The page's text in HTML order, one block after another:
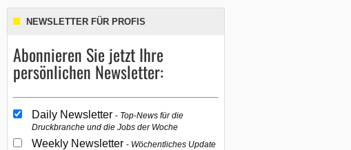
NEWSLETTER FÜR PROFIS
Abonnieren Sie jetzt Ihre
persönlichen Newsletter:
Daily Newsletter Top-News für die
Druckbranche und die Jobs der Woche
Weekly Newsletter Wöchentliches Update